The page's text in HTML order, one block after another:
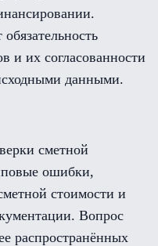
и их согласованности
данными.
сметной
ошибки,
стоимости и
Вопрос
распространённых